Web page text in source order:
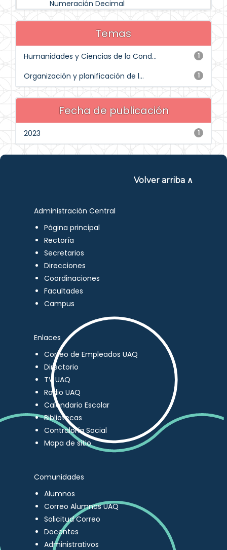
Numeración Decimal
Temas
1
Humanidades y Ciencias de la Cond...
1
Organización y planificación de l...
Fecha de publicación
1
2023
Volver arriba ∧
Administración Central
Página principal
Rectoría
Secretarios
Direcciones
Coordinaciones
Facultades
Campus
Enlaces
Correo de Empleados UAQ
Directorio
TV UAQ
Radio UAQ
Calendario Escolar
Bibliotecas
Contraloría Social
Mapa de sitio
Comunidades
Alumnos
Correo Alumnos UAQ
Solicitud Correo
Docentes
Administrativos